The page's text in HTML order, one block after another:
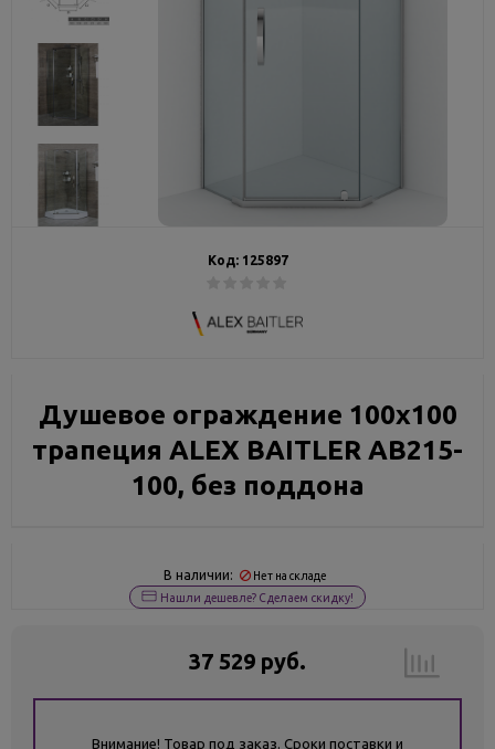
Код: 125897
Душевое ограждение 100х100
трапеция ALEX BAITLER AB215-
100, без поддона
В наличии: Нет на складе
Нашли дешевле? Сделаем скидку!
37 529 руб.
Внимание! Товар под заказ. Сроки поставки и